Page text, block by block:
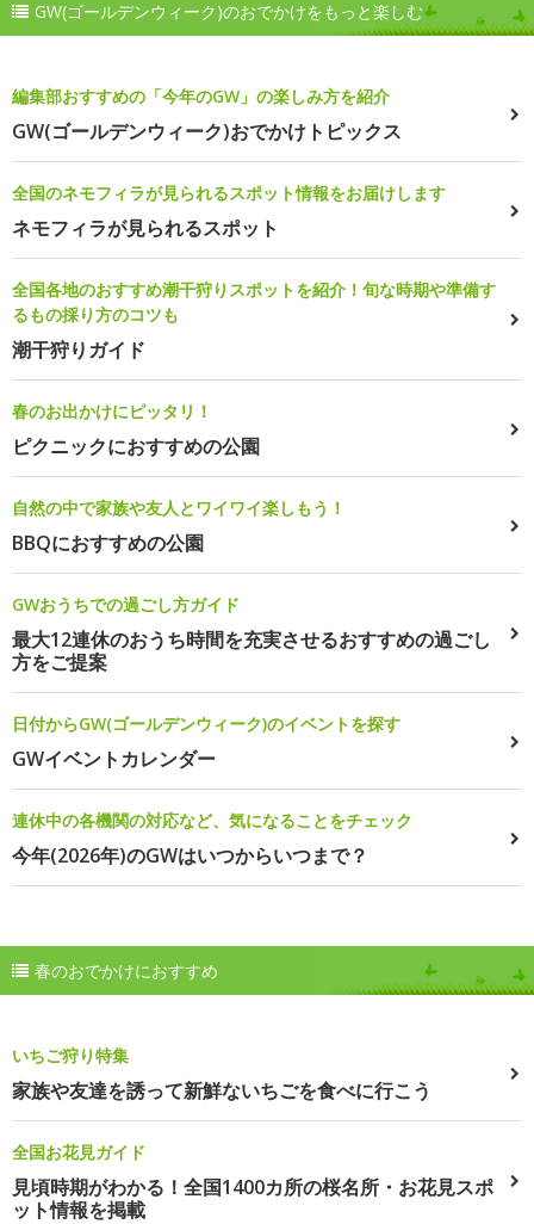
GW(ゴールデンウィーク)のおでかけをもっと楽しむ
編集部おすすめの「今年のGW」の楽しみ方を紹介
GW(ゴールデンウィーク)おでかけトピックス
全国のネモフィラが見られるスポット情報をお届けします
ネモフィラが見られるスポット
全国各地のおすすめ潮干狩りスポットを紹介！旬な時期や準備す
るもの採り方のコツも
潮干狩りガイド
春のお出かけにピッタリ！
ピクニックにおすすめの公園
自然の中で家族や友人とワイワイ楽しもう！
BBQにおすすめの公園
GWおうちでの過ごし方ガイド
最大12連休のおうち時間を充実させるおすすめの過ごし
方をご提案
日付からGW(ゴールデンウィーク)のイベントを探す
GWイベントカレンダー
連休中の各機関の対応など、気になることをチェック
今年(2026年)のGWはいつからいつまで？
春のおでかけにおすすめ
いちご狩り特集
家族や友達を誘って新鮮ないちごを食べに行こう
全国お花見ガイド
見頃時期がわかる！全国1400カ所の桜名所・お花見スポ
ット情報を掲載